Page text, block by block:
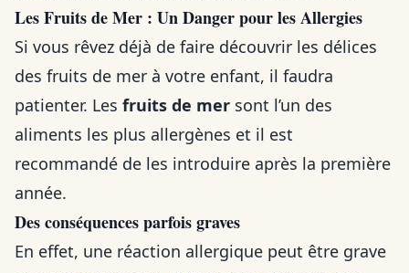
Les Fruits de Mer : Un Danger pour les Allergies
Si vous rêvez déjà de faire découvrir les délices
des fruits de mer à votre enfant, il faudra
patienter. Les fruits de mer sont l’un des
aliments les plus allergènes et il est
recommandé de les introduire après la première
année.
Des conséquences parfois graves
En effet, une réaction allergique peut être grave